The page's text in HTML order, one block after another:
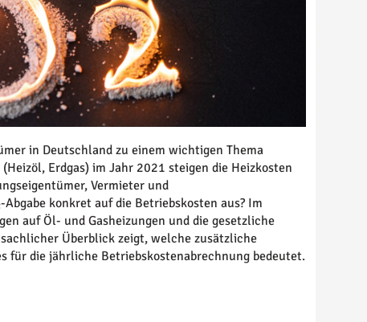
in Deutschland zu einem wichtigen Thema
Erdgas) im Jahr 2021 steigen die Heizkosten
Vermieter und
konkret auf die Betriebskosten aus? Im
auf Öl- und Gasheizungen und die gesetzliche
Überblick zeigt, welche zusätzliche
für die jährliche Betriebskostenabrechnung bedeutet.